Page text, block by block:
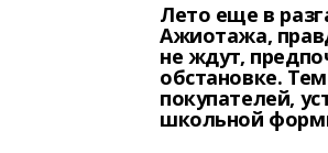
Лето еще в
Ажиотажа,
не ждут,
обстановке.
покупателей,
школьной